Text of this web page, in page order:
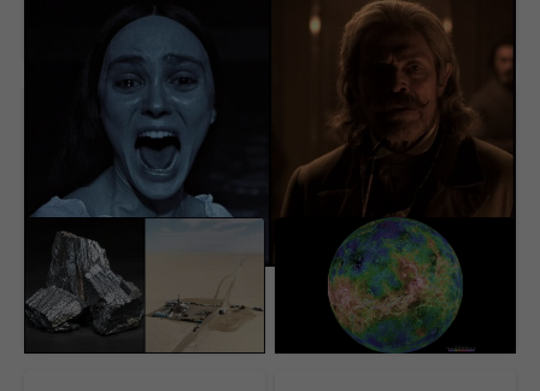
Na Netflix dorazila geniálna novinka aj s
dabingom. Má aj slovenský rukopis
USA našli pod púšťou
surovinový poklad za 152
miliárd dolárov. V ťažbe
im stojí nečakaná
prekážka
Vedci sa vo Venuši celé
roky mýlili. Pod jej
povrchom objavili
procesy, s ktorými sa
ešte nestretli